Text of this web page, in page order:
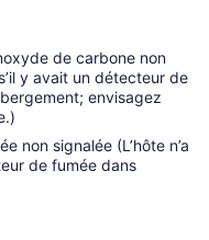
de carbone non
y avait un détecteur de
envisagez
non signalée (L’hôte n’a
de fumée dans